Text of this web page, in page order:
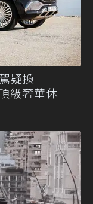
疑換
級奢華休